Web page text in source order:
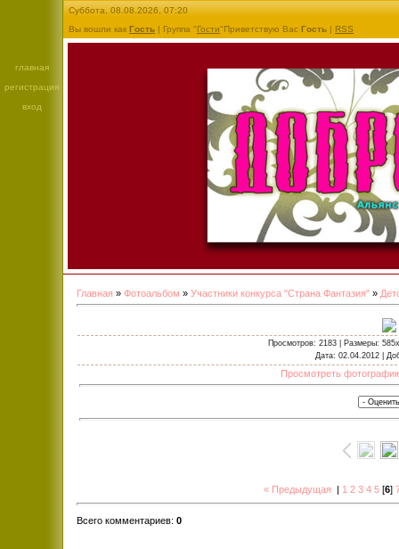
главная
регистрация
вход
Суббота, 08.08.2026, 07:20
Вы вошли как Гость | Группа "Гости"Приветствую Вас Гость | RSS
Главная » Фотоальбом » Участники конкурса "Страна Фантазия" »
Просмотров: 2183 | Размеры:
Дата: 02.04.2012 |
Просмотреть
« Предыдущая | 1 2 3 4 5[6]
Всего комментариев: 0